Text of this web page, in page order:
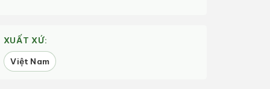
XUẤT XỨ:
Việt Nam